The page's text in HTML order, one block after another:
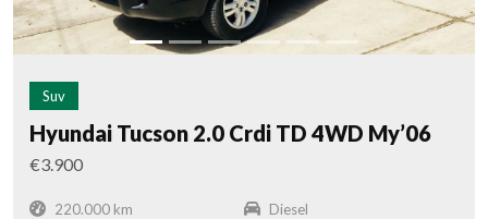
Suv
Hyundai Tucson 2.0 Crdi TD 4WD My’06
€3.900
220.000 km
Diesel